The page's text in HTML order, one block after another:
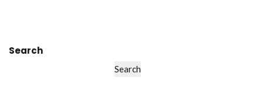
Search
Search